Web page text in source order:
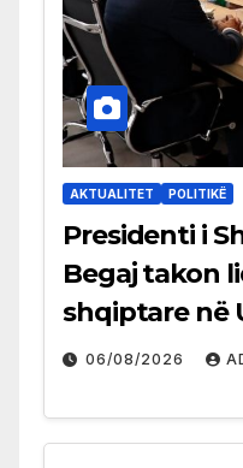
AKTUALITET POLITIKË
Presidenti i
Begaj takon
shqiptare në
06/08/2026